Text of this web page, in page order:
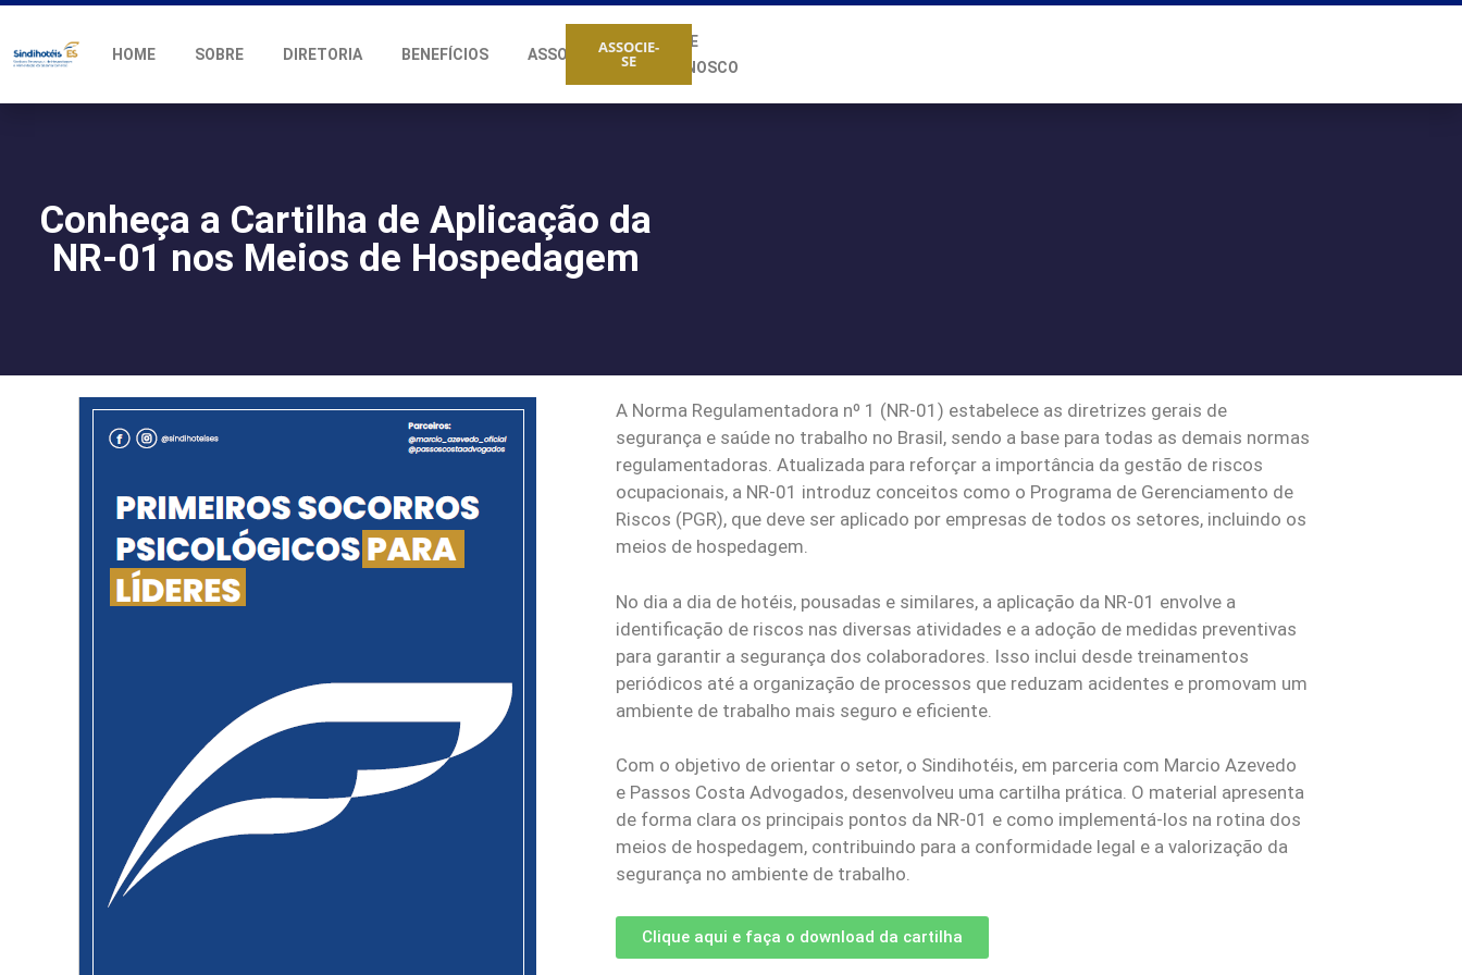
HOME SOBRE DIRETORIA BENEFÍCIOS ASSOCIADOS
FALE
CONOSCO
ASSOCIE-
SE
Conheça a Cartilha de Aplicação da
NR-01 nos Meios de Hospedagem
A Norma Regulamentadora nº 1 (NR-01) estabelece as diretrizes gerais de
segurança e saúde no trabalho no Brasil, sendo a base para todas as demais normas
regulamentadoras. Atualizada para reforçar a importância da gestão de riscos
ocupacionais, a NR-01 introduz conceitos como o Programa de Gerenciamento de
Riscos (PGR), que deve ser aplicado por empresas de todos os setores, incluindo os
meios de hospedagem.
No dia a dia de hotéis, pousadas e similares, a aplicação da NR-01 envolve a
identificação de riscos nas diversas atividades e a adoção de medidas preventivas
para garantir a segurança dos colaboradores. Isso inclui desde treinamentos
periódicos até a organização de processos que reduzam acidentes e promovam um
ambiente de trabalho mais seguro e eficiente.
Com o objetivo de orientar o setor, o Sindihotéis, em parceria com Marcio Azevedo
e Passos Costa Advogados, desenvolveu uma cartilha prática. O material apresenta
de forma clara os principais pontos da NR-01 e como implementá-los na rotina dos
meios de hospedagem, contribuindo para a conformidade legal e a valorização da
segurança no ambiente de trabalho.
Clique aqui e faça o download da cartilha